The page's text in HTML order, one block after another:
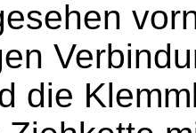
die